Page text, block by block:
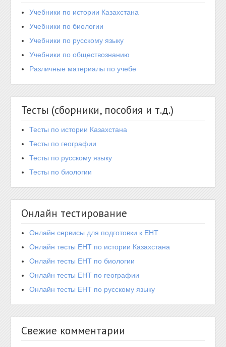
Учебники по истории Казахстана
Учебники по биологии
Учебники по русскому языку
Учебники по обществознанию
Различные материалы по учебе
Тесты (сборники, пособия и т.д.)
Тесты по истории Казахстана
Тесты по географии
Тесты по русскому языку
Тесты по биологии
Онлайн тестирование
Онлайн сервисы для подготовки к ЕНТ
Онлайн тесты ЕНТ по истории Казахстана
Онлайн тесты ЕНТ по биологии
Онлайн тесты ЕНТ по географии
Онлайн тесты ЕНТ по русскому языку
Свежие комментарии